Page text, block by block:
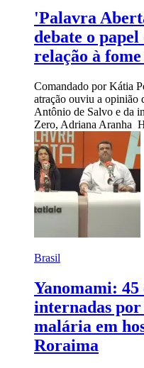
'Palavra
debate o
relação à
Comandado por Kátia
atração ouviu a opinião
Antônio de Salvo e da
Zero, Adriana Aranha
Brasil
Yanomami: 45
internadas
malária em
Roraima